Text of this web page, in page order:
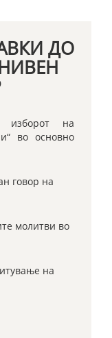
ДО
изборот на
во основно
говор на
молитви во
на